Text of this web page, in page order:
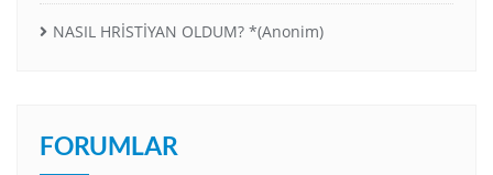
NASIL HRİSTİYAN OLDUM? *(Anonim)
FORUMLAR